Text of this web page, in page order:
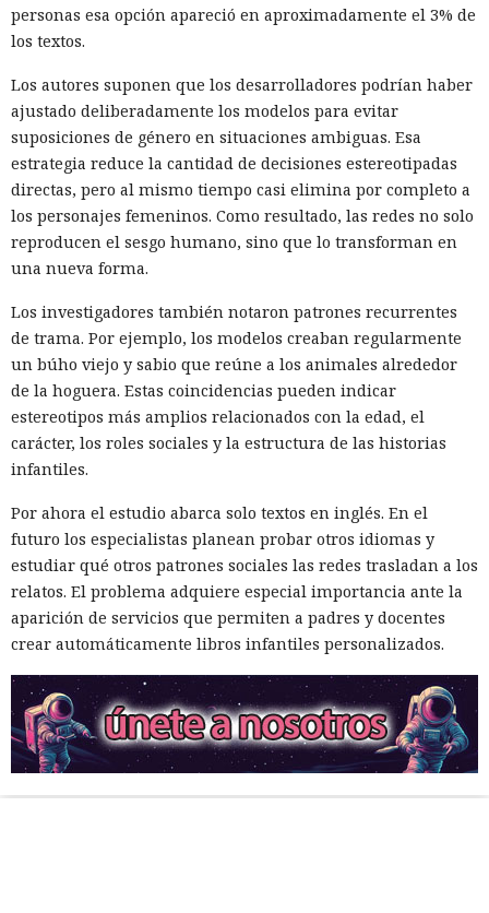
personas esa opción apareció en aproximadamente el 3% de
los textos.
Los autores suponen que los desarrolladores podrían haber
ajustado deliberadamente los modelos para evitar
suposiciones de género en situaciones ambiguas. Esa
estrategia reduce la cantidad de decisiones estereotipadas
directas, pero al mismo tiempo casi elimina por completo a
los personajes femeninos. Como resultado, las redes no solo
reproducen el sesgo humano, sino que lo transforman en
una nueva forma.
Los investigadores también notaron patrones recurrentes
de trama. Por ejemplo, los modelos creaban regularmente
un búho viejo y sabio que reúne a los animales alrededor
de la hoguera. Estas coincidencias pueden indicar
estereotipos más amplios relacionados con la edad, el
carácter, los roles sociales y la estructura de las historias
infantiles.
Por ahora el estudio abarca solo textos en inglés. En el
futuro los especialistas planean probar otros idiomas y
estudiar qué otros patrones sociales las redes trasladan a los
relatos. El problema adquiere especial importancia ante la
aparición de servicios que permiten a padres y docentes
crear automáticamente libros infantiles personalizados.